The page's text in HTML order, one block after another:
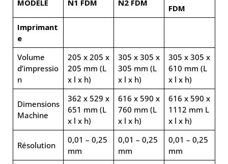
MODÈLE N1 FDM N2 FDM
FDM
Imprimant
e
Volume
d’impressio
n
205 x 205 x
205 mm (L
x l x h)
305 x 305 x
305 mm (L
x l x h)
305 x 305 x
610 mm (L
x l x h)
Dimensions
Machine
362 x 529 x
651 mm (L
x l x h)
616 x 590 x
760 mm (L
x l x h)
616 x 590 x
1112 mm L
x l x h)
Résolution
0,01 – 0,25
mm
0,01 – 0,25
mm
0,01 – 0,25
mm